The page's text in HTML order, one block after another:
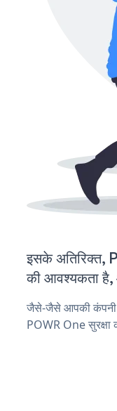
इसके
की आवश्यकता है,
जैसे-जैसे आपकी कंपनी
POWR One सुरक्षा